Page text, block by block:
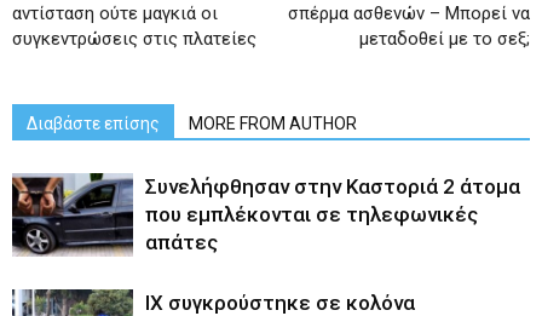
αντίσταση ούτε μαγκιά οι
συγκεντρώσεις στις πλατείες
σπέρμα ασθενών – Μπορεί να
μεταδοθεί με το σεξ;
Διαβάστε επίσης MORE FROM AUTHOR
Συνελήφθησαν στην Καστοριά 2 άτομα
που εμπλέκονται σε τηλεφωνικές
απάτες
ΙΧ συγκρούστηκε σε κολόνα